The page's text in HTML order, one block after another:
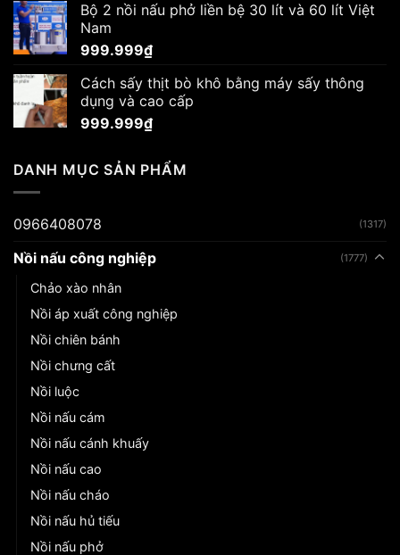
1.650.000₫.là:
Bộ 2 nồi nấu phở liền bệ 30 lít và 60 lít Việt
Nam
999.999₫
Cách sấy thịt bò khô bằng máy sấy thông
dụng và cao cấp
999.999₫
DANH MỤC SẢN PHẨM
0966408078 (1317)
Nồi nấu công nghiệp (1777)
Chảo xào nhân
Nồi áp xuất công nghiệp
Nồi chiên bánh
Nồi chưng cất
Nồi luộc
Nồi nấu cám
Nồi nấu cánh khuấy
Nồi nấu cao
Nồi nấu cháo
Nồi nấu hủ tiếu
Nồi nấu phở